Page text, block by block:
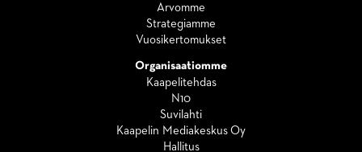
Arvomme
Strategiamme
Vuosikertomukset
Organisaatiomme
Kaapelitehdas
N10
Suvilahti
Kaapelin Mediakeskus Oy
Hallitus